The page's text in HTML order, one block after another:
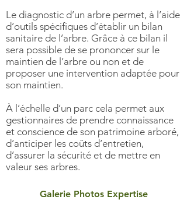
Le diagnostic d’un arbre permet, à l’aide
d’outils spécifiques d’établir un bilan
sanitaire de l’arbre. Grâce à ce bilan il
sera possible de se prononcer sur le
maintien de l’arbre ou non et de
proposer une intervention adaptée pour
son maintien.
À l’échelle d’un parc cela permet aux
gestionnaires de prendre connaissance
et conscience de son patrimoine arboré,
d’anticiper les coûts d’entretien,
d’assurer la sécurité et de mettre en
valeur ses arbres.
Galerie Photos Expertise